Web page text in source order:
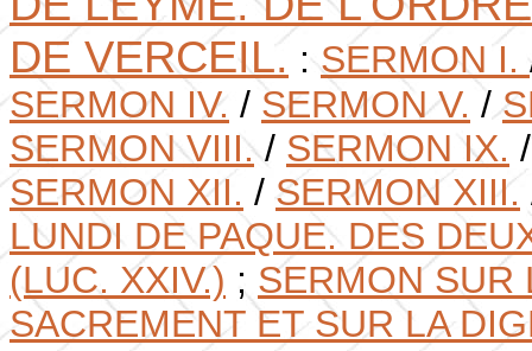
DE VERCEIL. : SERMON I.
SERMON IV. / SERMON V. /
SERMON VIII./ SERMON IX.
SERMON XII. / SERMON XIII.
LUNDI DE PAQUE. DES
(LUC. XXIV.) ; SERMON SUR
SACREMENT ET SUR LA